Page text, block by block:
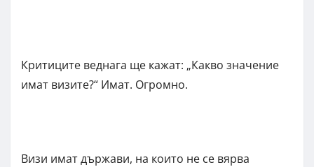
Критиците веднага ще кажат: „Какво значение
имат визите?“ Имат. Огромно.
Визи имат държави, на които не се вярва